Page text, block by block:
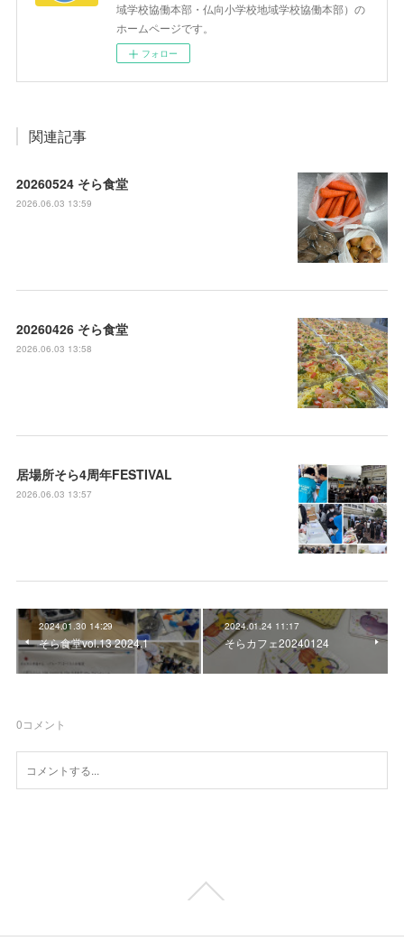
域学校協働本部・仏向小学校地域学校協働本部）の
ホームページです。
フォロー
関連記事
20260524 そら食堂
2026.06.03 13:59
20260426 そら食堂
2026.06.03 13:58
居場所そら4周年FESTIVAL
2026.06.03 13:57
2024.01.30 14:29
そら食堂vol.13 2024.1
2024.01.24 11:17
そらカフェ20240124
0コメント